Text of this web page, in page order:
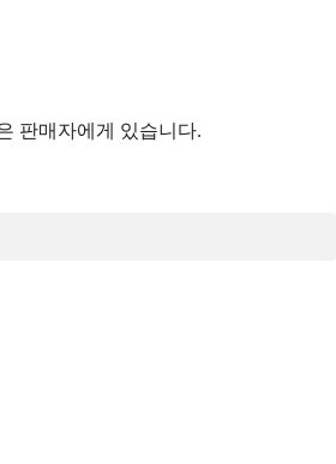
판매자에게 있습니다.